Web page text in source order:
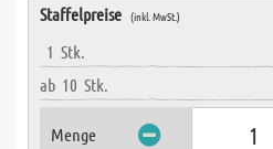
Staffelpreise (inkl. MwSt.)
1 Stk.
ab 10 Stk.
Menge